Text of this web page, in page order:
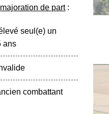
majoration de part:
seul(e) un
ans
combattant